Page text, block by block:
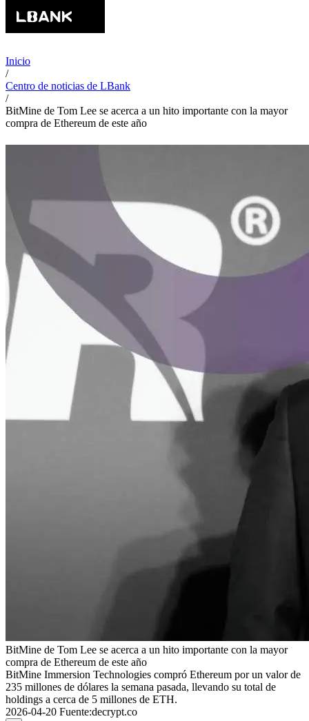
Inicio
/
Centro de noticias de LBank
/
BitMine de Tom Lee se acerca a un hito importante con la mayor
compra de Ethereum de este año
BitMine de Tom Lee se acerca a un hito importante con la mayor
compra de Ethereum de este año
BitMine Immersion Technologies compró Ethereum por un valor de
235 millones de dólares la semana pasada, llevando su total de
holdings a cerca de 5 millones de ETH.
2026-04-20 Fuente:decrypt.co